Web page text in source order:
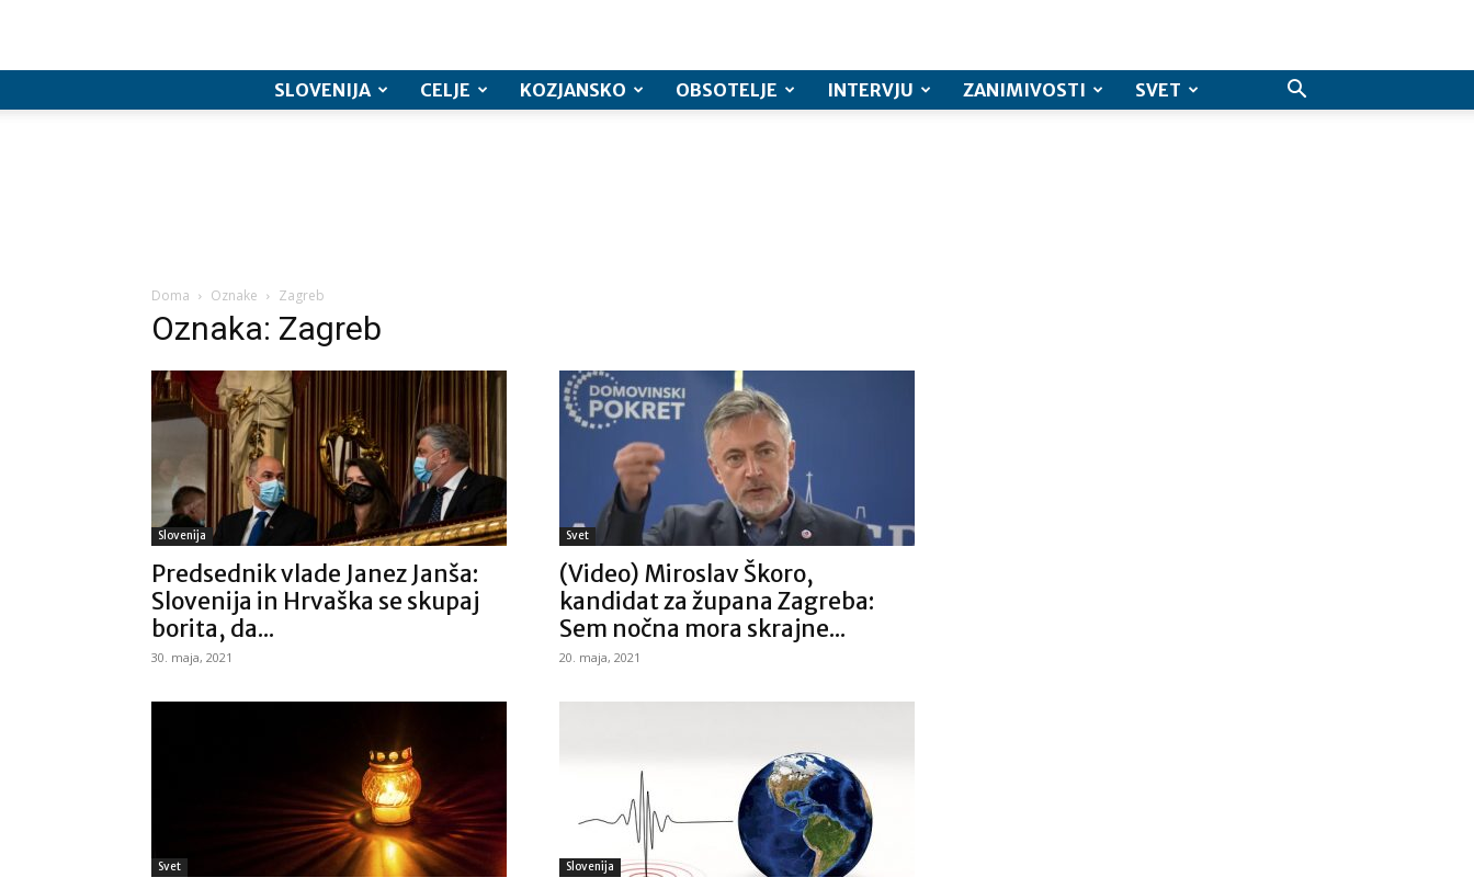
SLOVENIJA CELJE KOZJANSKO OBSOTELJE INTERVJU ZANIMIVOSTI SVET
Doma Oznake Zagreb
Oznaka: Zagreb
Slovenija
Predsednik vlade Janez Janša:
Slovenija in Hrvaška se skupaj
borita, da...
30. maja, 2021
Svet
(Video) Miroslav Škoro,
kandidat za župana Zagreba:
Sem nočna mora skrajne...
20. maja, 2021
Svet Slovenija